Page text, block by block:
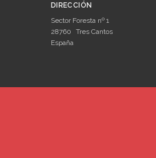
DIRECCIÓN
Sector Foresta nº 1
28760
Tres Cantos
España